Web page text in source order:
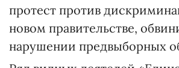
протест против
новом правительстве,
нарушении предвыборных